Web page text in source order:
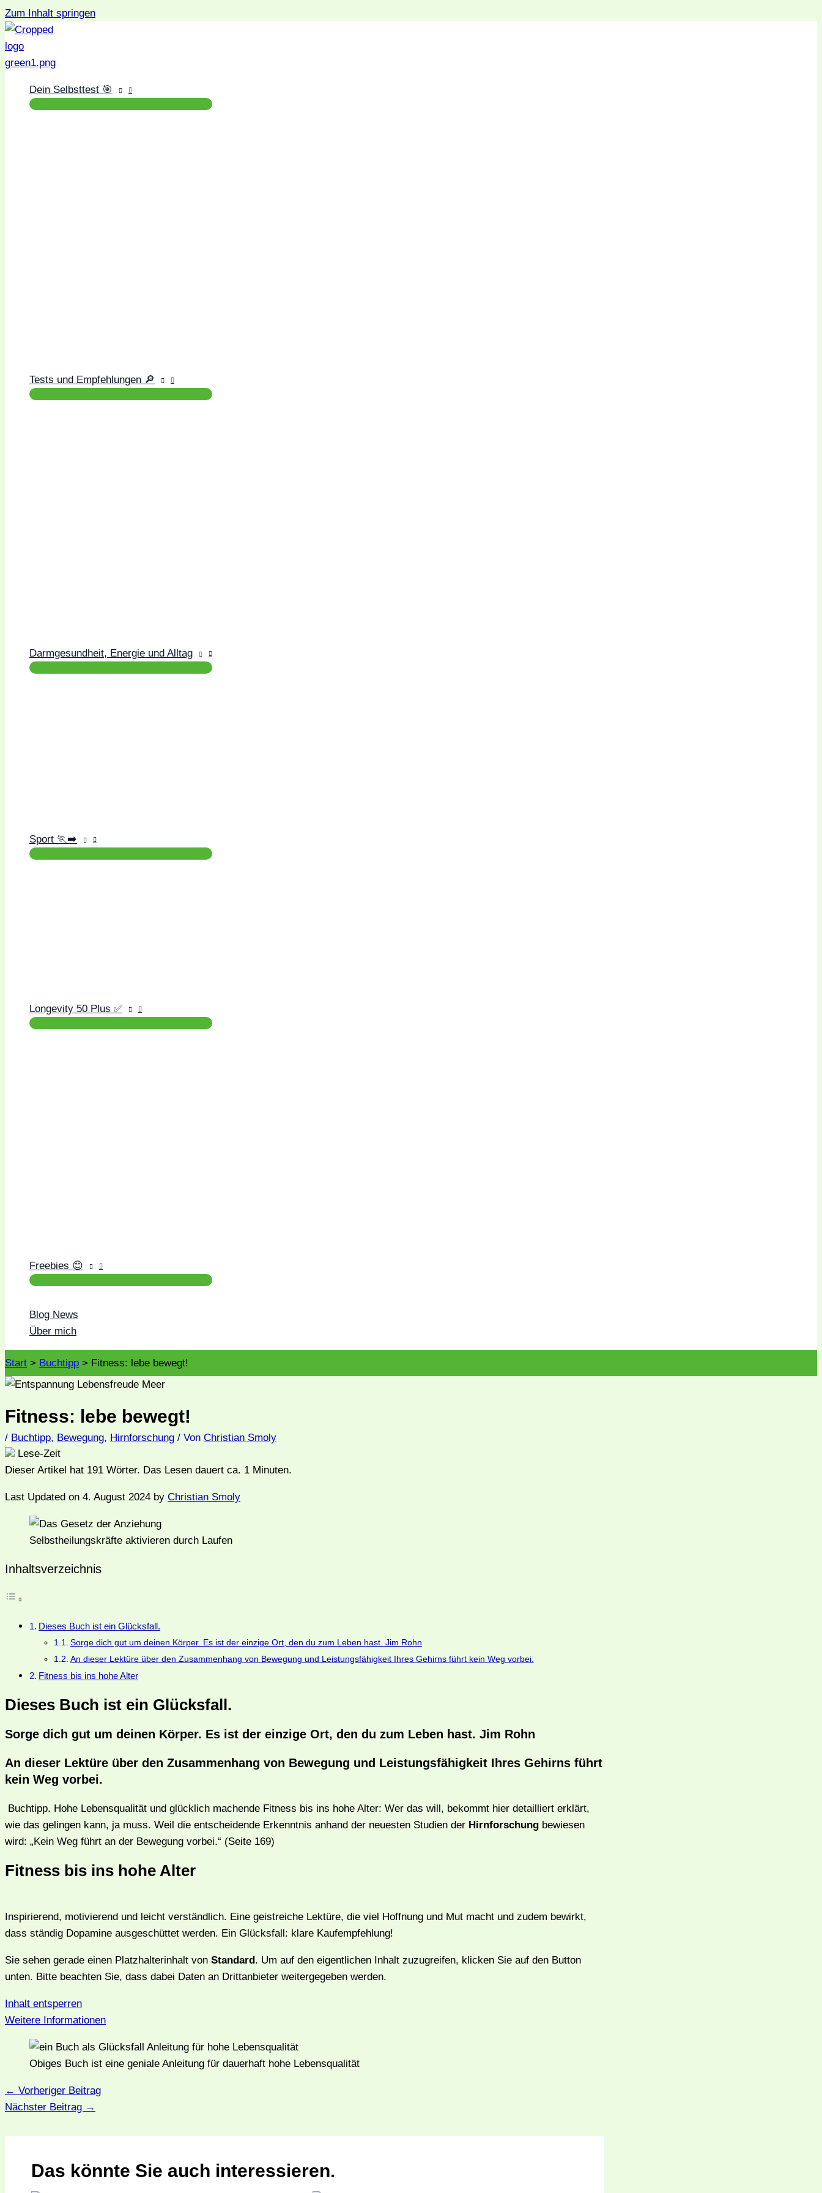
Zum Inhalt springen
Dein Selbsttest 🎯
Tests und Empfehlungen 🔎
Darmgesundheit, Energie und Alltag
Sport 🏃‍➡️
Longevity 50 Plus ✅
Freebies 😊
Blog News
Über mich
Start Buchtipp Fitness: lebe bewegt!
Fitness: lebe bewegt!
/ Buchtipp, Bewegung, Hirnforschung / Von Christian Smoly
Lese-Zeit
Dieser Artikel hat 191 Wörter. Das Lesen dauert ca. 1 Minuten.
Last Updated on 4. August 2024 by Christian Smoly
Selbstheilungskräfte aktivieren durch Laufen
Inhaltsverzeichnis
Dieses Buch ist ein Glücksfall.
Sorge dich gut um deinen Körper. Es ist der einzige Ort, den du zum Leben hast. Jim Rohn
An dieser Lektüre über den Zusammenhang von Bewegung und Leistungsfähigkeit Ihres Gehirns führt kein Weg vorbei.
Fitness bis ins hohe Alter
Dieses Buch ist ein Glücksfall.
Sorge dich gut um deinen Körper. Es ist der einzige Ort, den du zum Leben hast. Jim Rohn
An dieser Lektüre über den Zusammenhang von Bewegung und Leistungsfähigkeit Ihres Gehirns führt
kein Weg vorbei.
Buchtipp. Hohe Lebensqualität und glücklich machende Fitness bis ins hohe Alter: Wer das will, bekommt hier detailliert erklärt,
wie das gelingen kann, ja muss. Weil die entscheidende Erkenntnis anhand der neuesten Studien der Hirnforschung bewiesen
wird: „Kein Weg führt an der Bewegung vorbei.“ (Seite 169)
Fitness bis ins hohe Alter
Inspirierend, motivierend und leicht verständlich. Eine geistreiche Lektüre, die viel Hoffnung und Mut macht und zudem bewirkt,
dass ständig Dopamine ausgeschüttet werden. Ein Glücksfall: klare Kaufempfehlung!
Sie sehen gerade einen Platzhalterinhalt von Standard. Um auf den eigentlichen Inhalt zuzugreifen, klicken Sie auf den Button
unten. Bitte beachten Sie, dass dabei Daten an Drittanbieter weitergegeben werden.
Inhalt entsperren
Weitere Informationen
Obiges Buch ist eine geniale Anleitung für dauerhaft hohe Lebensqualität
← Vorheriger Beitrag
Nächster Beitrag →
Das könnte Sie auch interessieren.